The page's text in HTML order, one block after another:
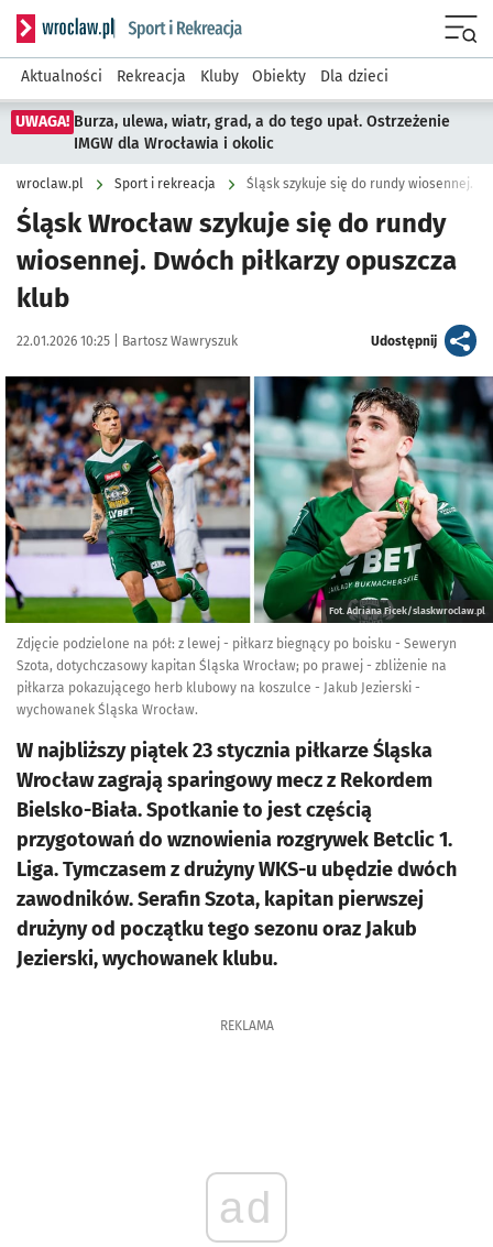
Serwis informacyjny wroclaw.pl podserwis: Sport i rekreacja
Aktualności Rekreacja Kluby Obiekty Dla dzieci
UWAGA! Burza, ulewa, wiatr, grad, a do tego upał. Ostrzeżenie
IMGW dla Wrocławia i okolic
wroclaw.pl Sport i rekreacja Śląsk szykuje się do rundy wiosennej.
Śląsk Wrocław szykuje się do rundy
wiosennej. Dwóch piłkarzy opuszcza
klub
Data publikacji:
22.01.2026 10:25 | Autor:
Bartosz Wawryszuk Udostępnijartykuł
Kliknij, aby powiększyć
Fot. Adriana Ficek/slaskwroclaw.pl
Zdjęcie podzielone na pół: z lewej - piłkarz biegnący po boisku - Seweryn
Szota, dotychczasowy kapitan Śląska Wrocław; po prawej - zbliżenie na
piłkarza pokazującego herb klubowy na koszulce - Jakub Jezierski -
wychowanek Śląska Wrocław.
W najbliższy piątek 23 stycznia piłkarze Śląska
Wrocław zagrają sparingowy mecz z Rekordem
Bielsko-Biała. Spotkanie to jest częścią
przygotowań do wznowienia rozgrywek Betclic 1.
Liga. Tymczasem z drużyny WKS-u ubędzie dwóch
zawodników. Serafin Szota, kapitan pierwszej
drużyny od początku tego sezonu oraz Jakub
Jezierski, wychowanek klubu.
REKLAMA
ad